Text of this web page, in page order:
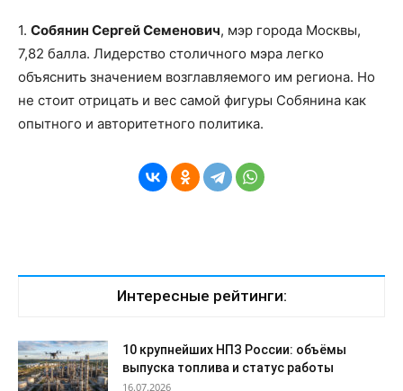
1. Собянин Сергей Семенович, мэр города Москвы,
7,82 балла. Лидерство столичного мэра легко
объяснить значением возглавляемого им региона. Но
не стоит отрицать и вес самой фигуры Собянина как
опытного и авторитетного политика.
Интересные рейтинги:
10 крупнейших НПЗ России: объёмы
выпуска топлива и статус работы
16.07.2026